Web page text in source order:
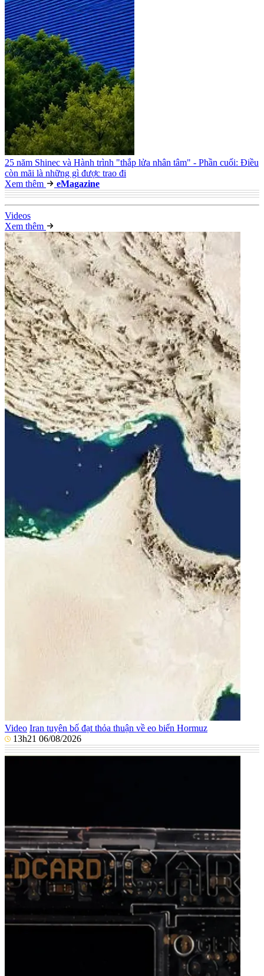
25 năm Shinec và Hành trình "thắp lửa nhân tâm" - Phần cuối: Điều
còn mãi là những gì được trao đi
Xem thêm
eMagazine
Videos
Xem thêm
Video Iran tuyên bố đạt thỏa thuận về eo biển Hormuz
13h21 06/08/2026